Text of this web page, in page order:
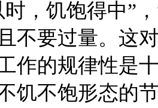
饥饱得中”，
不要过量。这
作的规律性是
饥不饱形态的